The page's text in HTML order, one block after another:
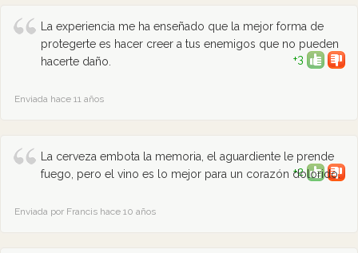
La experiencia me ha enseñado que la mejor forma de
protegerte es hacer creer a tus enemigos que no pueden
hacerte daño.
+3
Enviada hace 11 años
La cerveza embota la memoria, el aguardiente le prende
fuego, pero el vino es lo mejor para un corazón dolorido.
+2
Enviada por Francis hace 10 años